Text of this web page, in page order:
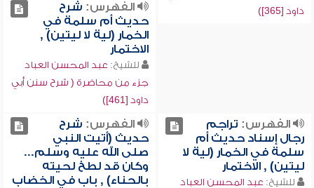
داود [365])
الفهرس: شرح
حديث أم سلمة في
الخمار (لية لا ليتين) ,
الاختمار
للشيخ: عبد المحسن العباد
جزء من محاضرة ( شرح سنن أبي
داود [461])
الفهرس: تراجم
رجال إسناد حديث أم
سلمة في الخمار (لية لا
ليتين) , الاختمار
للشيخ: عبد المحسن العباد
الفهرس: شرح
حديث (أتيت النبي
صلى الله عليه وسلم...
وكان قد لطخ لحيته
بالحناء) , باب في الخضاب